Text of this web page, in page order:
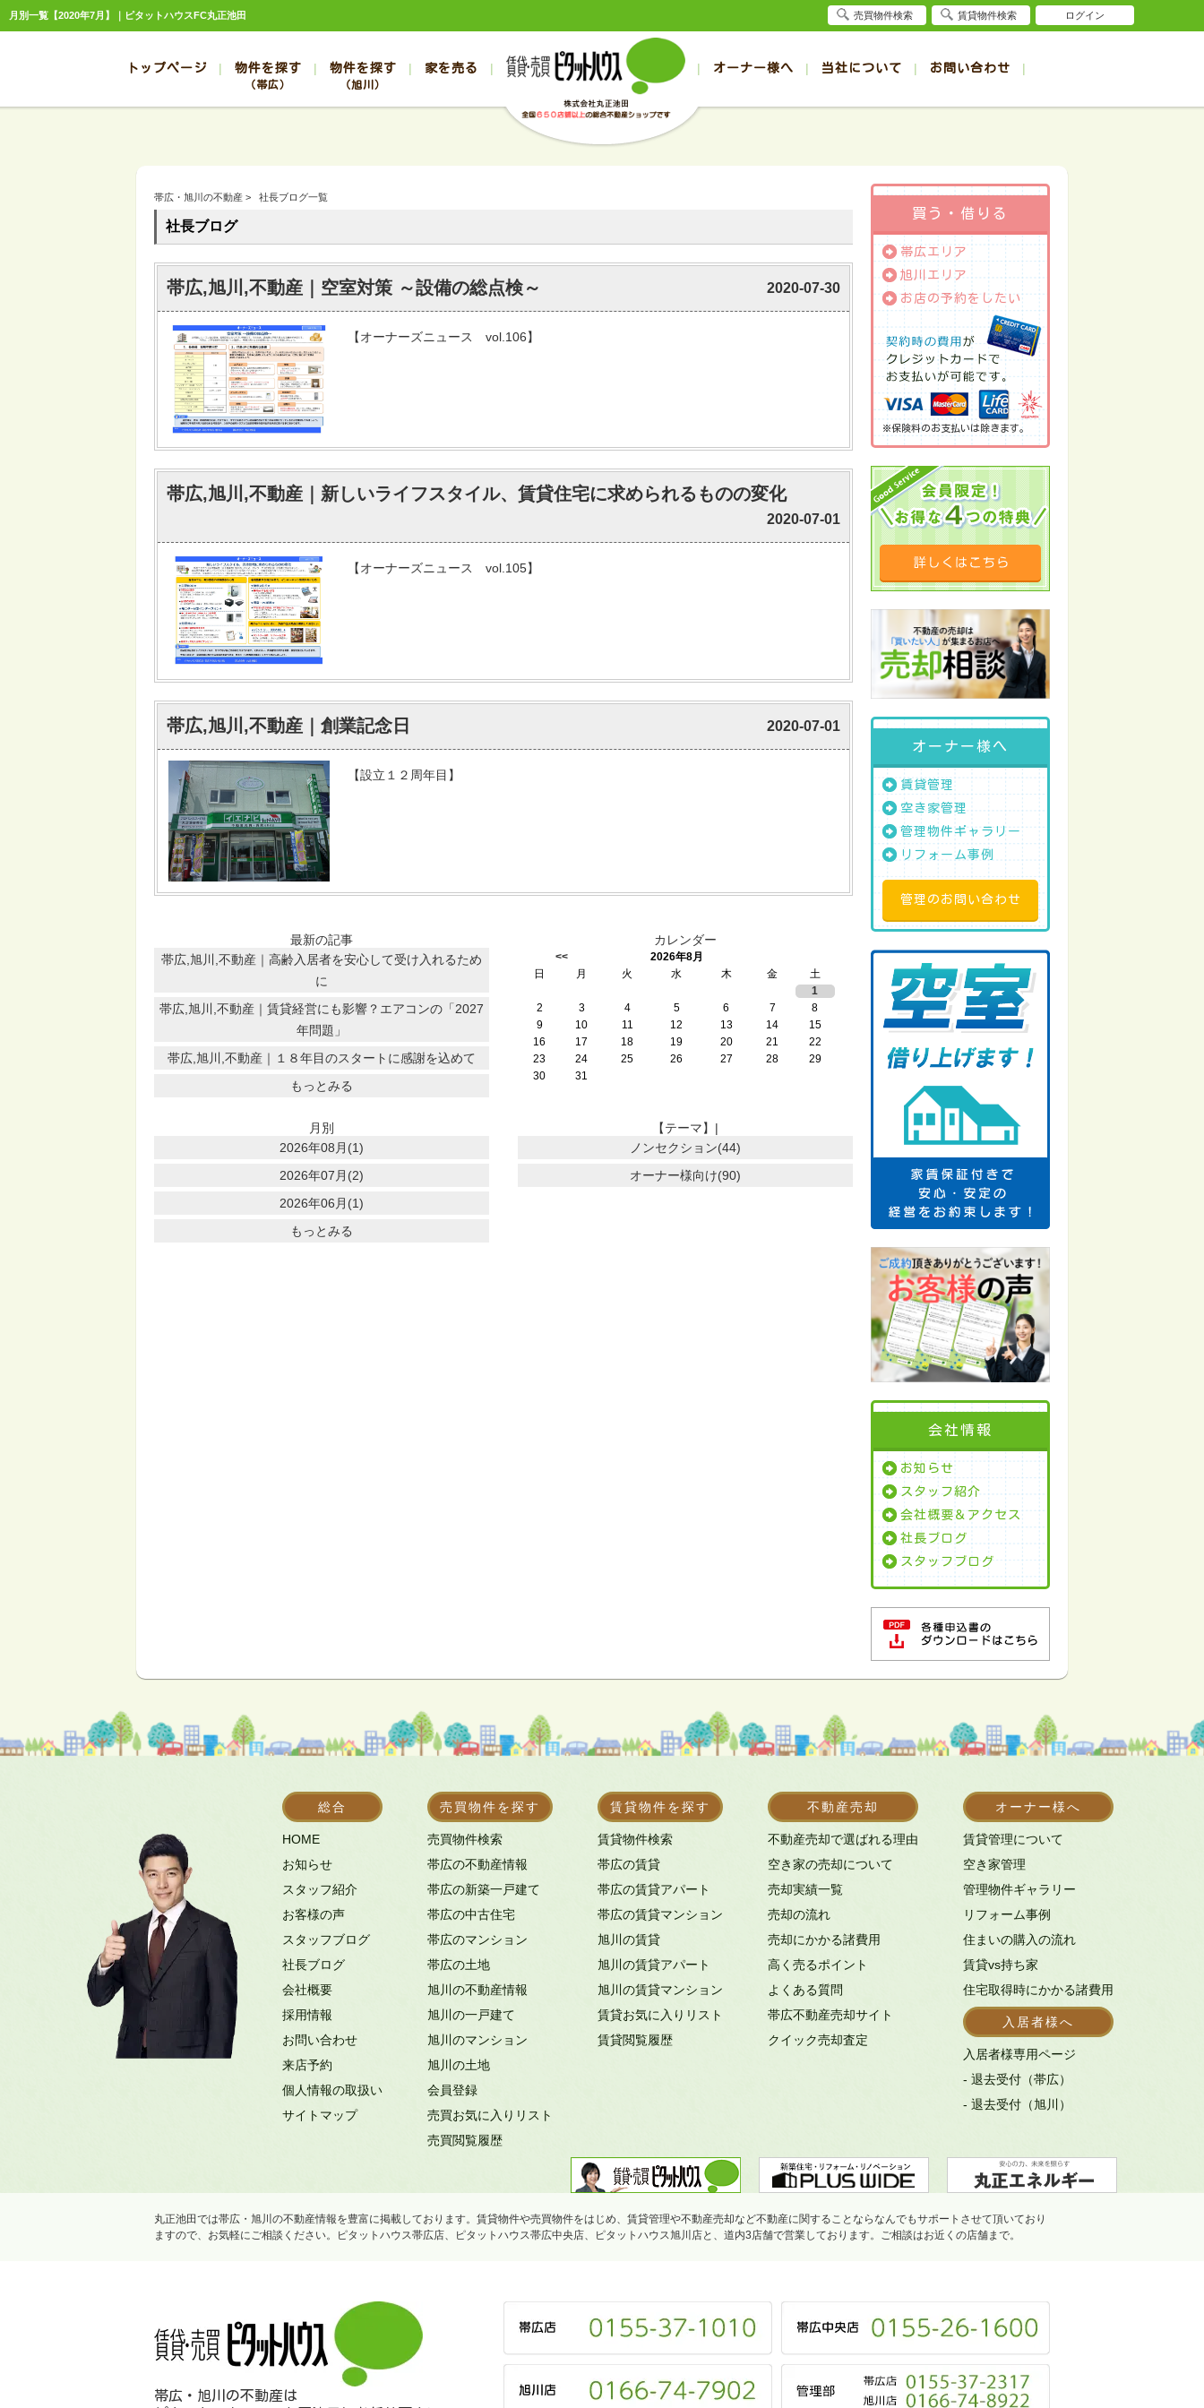
月別一覧【2020年7月】｜ピタットハウスFC丸正池田
トップページ 物件を探す
（帯広）
売買
帯広の1DK～1LDK賃貸
帯広の2K～2LDK賃貸
帯広の3K～3LDK賃貸
帯広の4K以上賃貸
物件を探す
（旭川）
売買
旭川の1DK～1LDK賃貸
旭川の2K～2LDK賃貸
旭川の3K～3LDK賃貸
旭川の4K以上賃貸
家を売る オーナー様へ 当社について
スタッフブログ お客様の声
お問い合わせ
売却のお問合せ 入居者様ページ
帯広・旭川の不動産 > 社長ブログ一覧
社長ブログ
帯広,旭川,不動産｜空室対策 ～設備の総点検～ 2020-07-30
【オーナーズニュース vol.106】
帯広,旭川,不動産｜新しいライフスタイル、賃貸住宅に求められるものの変化
2020-07-01
【オーナーズニュース vol.105】
帯広,旭川,不動産｜創業記念日 2020-07-01
【設立１２周年目】
最新の記事
帯広,旭川,不動産｜高齢入居者を安心して受け入れるため
に
帯広,旭川,不動産｜賃貸経営にも影響？エアコンの「2027
年問題」
帯広,旭川,不動産｜１８年目のスタートに感謝を込めて
もっとみる
カレンダー
<<
2026年8月
日
月 火 水 木 金
土
1
2
3 4 5 6 7
8
9
10 11 12 13 14
15
16
17 18 19 20 21
22
23
24 25 26 27 28
29
30
31
月別
2026年08月(1)
2026年07月(2)
2026年06月(1)
もっとみる
【テーマ】|
ノンセクション(44)
オーナー様向け(90)
買う・借りる
帯広エリア
旭川エリア
お店の予約をしたい
※保険料のお支払いは除きます。
オーナー様へ
賃貸管理
空き家管理
管理物件ギャラリー
リフォーム事例
管理のお問い合わせ
会社情報
お知らせ
スタッフ紹介
会社概要＆アクセス
社長ブログ
スタッフブログ
総合
HOME
お知らせ
スタッフ紹介
お客様の声
スタッフブログ
社長ブログ
会社概要
採用情報
お問い合わせ
来店予約
個人情報の取扱い
サイトマップ
売買物件を探す
売買物件検索
帯広の不動産情報
帯広の新築一戸建て
帯広の中古住宅
帯広のマンション
帯広の土地
旭川の不動産情報
旭川の一戸建て
旭川のマンション
旭川の土地
会員登録
売買お気に入りリスト
売買閲覧履歴
賃貸物件を探す
賃貸物件検索
帯広の賃貸
帯広の賃貸アパート
帯広の賃貸マンション
旭川の賃貸
旭川の賃貸アパート
旭川の賃貸マンション
賃貸お気に入りリスト
賃貸閲覧履歴
不動産売却
不動産売却で選ばれる理由
空き家の売却について
売却実績一覧
売却の流れ
売却にかかる諸費用
高く売るポイント
よくある質問
帯広不動産売却サイト
クイック売却査定
オーナー様へ
賃貸管理について
空き家管理
管理物件ギャラリー
リフォーム事例
住まいの購入の流れ
賃貸vs持ち家
住宅取得時にかかる諸費用
入居者様へ
入居者様専用ページ
- 退去受付（帯広）
- 退去受付（旭川）
丸正池田では帯広・旭川の不動産情報を豊富に掲載しております。賃貸物件や売買物件をはじめ、賃貸管理や不動産売却など不動産に関することならなんでもサポートさせて頂いており
ますので、お気軽にご相談ください。ピタットハウス帯広店、ピタットハウス帯広中央店、ピタットハウス旭川店と、道内3店舗で営業しております。ご相談はお近くの店舗まで。
帯広・旭川の不動産は
売買物件検索 賃貸物件検索 ログイン